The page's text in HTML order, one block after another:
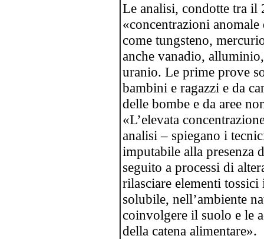
Le analisi, condotte tra
«concentrazioni
come tungsteno,
anche vanadio,
uranio. Le prime prove
bambini e ragazzi e da
delle bombe e da aree
«L’elevata
analisi – spiegano i
imputabile alla presenza
seguito a processi di
rilasciare elementi
solubile, nell’ambiente
coinvolgere il suolo e le
della catena alimentare».